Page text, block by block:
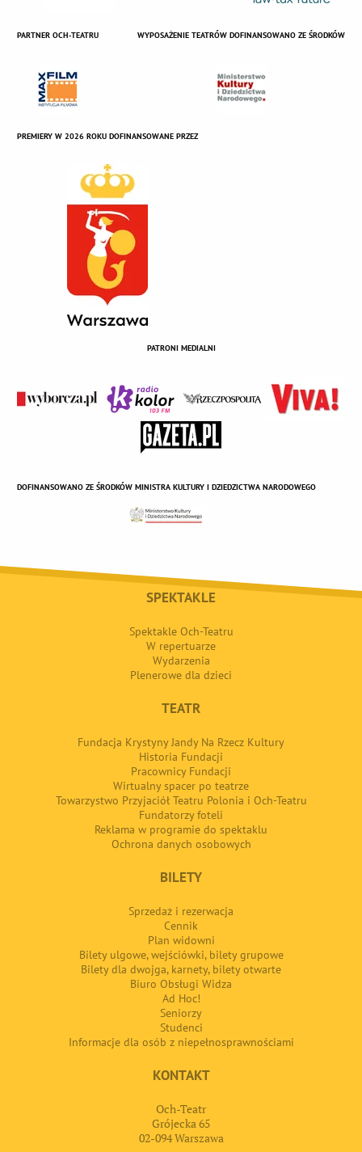
PARTNER OCH-TEATRU WYPOSAŻENIE TEATRÓW DOFINANSOWANO ZE ŚRODKÓW
PREMIERY W 2026 ROKU DOFINANSOWANE PRZEZ
PATRONI MEDIALNI
DOFINANSOWANO ZE ŚRODKÓW MINISTRA KULTURY I DZIEDZICTWA NARODOWEGO
SPEKTAKLE
Spektakle Och-Teatru
W repertuarze
Wydarzenia
Plenerowe dla dzieci
TEATR
Fundacja Krystyny Jandy Na Rzecz Kultury
Historia Fundacji
Pracownicy Fundacji
Wirtualny spacer po teatrze
Towarzystwo Przyjaciół Teatru Polonia i Och-Teatru
Fundatorzy foteli
Reklama w programie do spektaklu
Ochrona danych osobowych
BILETY
Sprzedaż i rezerwacja
Cennik
Plan widowni
Bilety ulgowe, wejściówki, bilety grupowe
Bilety dla dwojga, karnety, bilety otwarte
Biuro Obsługi Widza
Ad Hoc!
Seniorzy
Studenci
Informacje dla osób z niepełnosprawnościami
KONTAKT
Och-Teatr
Grójecka 65
02-094 Warszawa